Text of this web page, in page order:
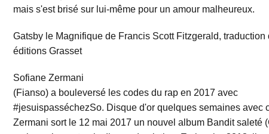
mais s'est brisé sur lui-même pour un amour malheureux.
Gatsby le Magnifique de Francis Scott Fitzgerald,
éditions Grasset
Sofiane Zermani
(Fianso) a bouleversé les codes du rap en 2017 avec
#jesuispasséchezSo. Disque d'or quelques semaines avec
Zermani sort le 12 mai 2017 un nouvel album Bandit saleté